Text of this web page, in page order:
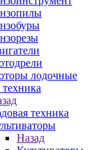
лодочные
техника
Назад